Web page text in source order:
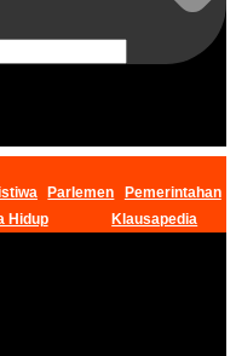
Parlemen
Pemerintahan
Hidup Klausapedia